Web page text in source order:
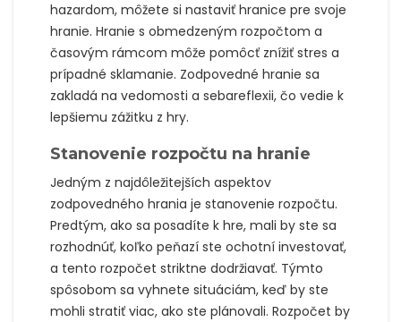
hazardom, môžete si nastaviť hranice pre svoje
hranie. Hranie s obmedzeným rozpočtom a
časovým rámcom môže pomôcť znížiť stres a
prípadné sklamanie. Zodpovedné hranie sa
zakladá na vedomosti a sebareflexii, čo vedie k
lepšiemu zážitku z hry.
Stanovenie rozpočtu na hranie
Jedným z najdôležitejších aspektov
zodpovedného hrania je stanovenie rozpočtu.
Predtým, ako sa posadíte k hre, mali by ste sa
rozhodnúť, koľko peňazí ste ochotní investovať,
a tento rozpočet striktne dodržiavať. Týmto
spôsobom sa vyhnete situáciám, keď by ste
mohli stratiť viac, ako ste plánovali. Rozpočet by